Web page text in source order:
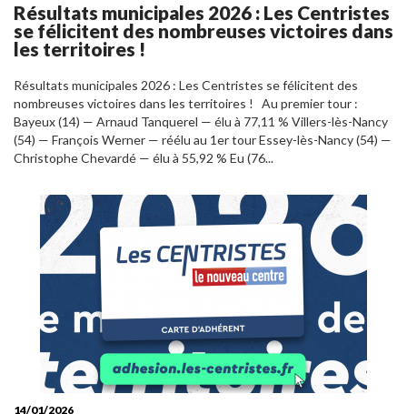
Résultats municipales 2026 : Les Centristes
se félicitent des nombreuses victoires dans
les territoires !
Résultats municipales 2026 : Les Centristes se félicitent des
nombreuses victoires dans les territoires ! Au premier tour :
Bayeux (14) — Arnaud Tanquerel — élu à 77,11 % Villers-lès-Nancy
(54) — François Werner — réélu au 1er tour Essey-lès-Nancy (54) —
Christophe Chevardé — élu à 55,92 % Eu (76...
14/01/2026